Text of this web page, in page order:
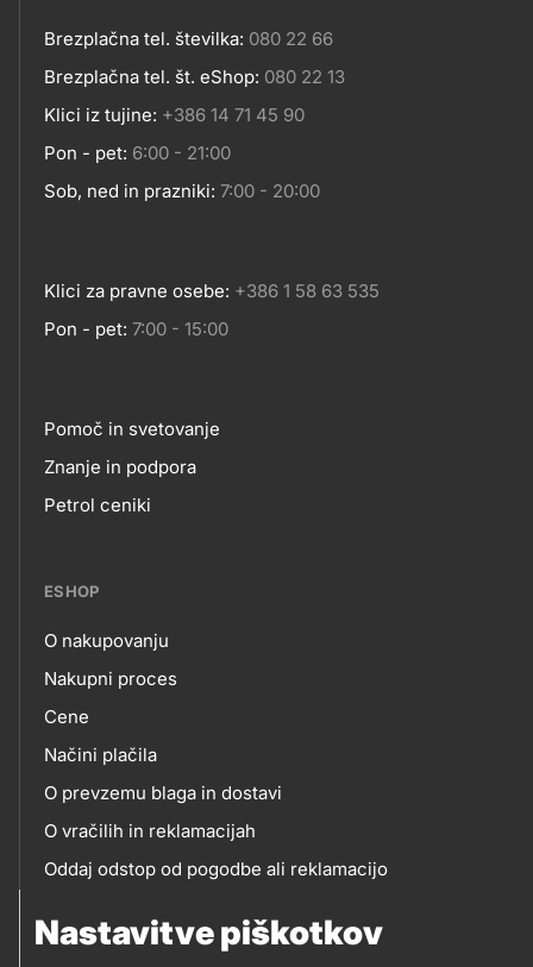
Nastavitve piškotkov
Kontakt
Brezplačna tel. številka: 080 22 66
Brezplačna tel. št. eShop: 080 22 13
Klici iz tujine: +386 14 71 45 90
Pon - pet: 6:00 - 21:00
Sob, ned in prazniki: 7:00 - 20:00
Klici za pravne osebe: +386 1 58 63 535
Pon - pet: 7:00 - 15:00
Footer
links
Pomoč in svetovanje
Znanje in podpora
Petrol ceniki
ESHOP
eshop
O nakupovanju
Nakupni proces
Cene
Načini plačila
O prevzemu blaga in dostavi
O vračilih in reklamacijah
Oddaj odstop od pogodbe ali reklamacijo
(OEEO)